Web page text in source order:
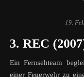
19.
3. REC
Ein Fernsehteam begleitet für ihre Sendung die Nachtschicht
einer Feuerwehr zu